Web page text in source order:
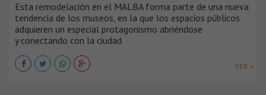
Esta remodelación en el MALBA forma parte de una nueva
tendencia de los museos, en la que los espacios públicos
adquieren un especial protagonismo abriéndose
y conectando con la ciudad.
VER +